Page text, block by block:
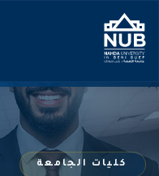
content
كليات الجامعة